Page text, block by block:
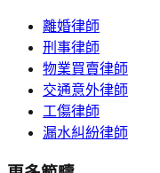
離婚律師
刑事律師
物業買賣律師
交通意外律師
工傷律師
漏水糾紛律師